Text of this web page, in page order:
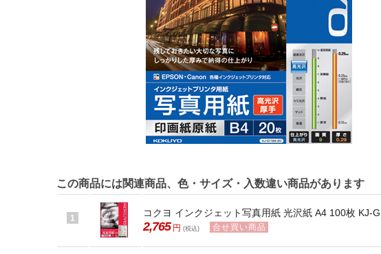
この商品には関連商品、色・サイズ・入数違い商品があります
1 コクヨ インクジェット写真用紙 光沢紙 A4 100枚 KJ-
2,765 円 (税込) 合せ買い商品